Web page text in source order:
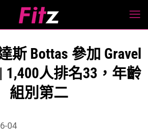
斯 Bottas 參加 Gravel
1,400人排名33，年齡
組別第二
04